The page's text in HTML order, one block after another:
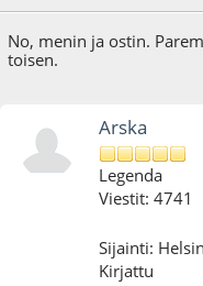
No, menin ja ostin.
toisen.
Arska
Legenda
Viestit: 4741
Sijainti:
Kirjattu